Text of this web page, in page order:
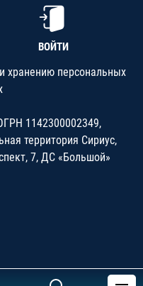
ВОЙТИ
хранению персональных
1142300002349,
территория Сириус,
7, ДС «Большой»